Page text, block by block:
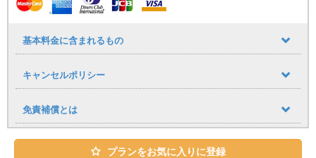
基本料金に含まれるもの
キャンセルポリシー
免責補償とは
プランをお気に入りに登録